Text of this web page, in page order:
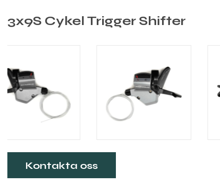
3x9S Cykel Trigger Shifter
Kontakta oss